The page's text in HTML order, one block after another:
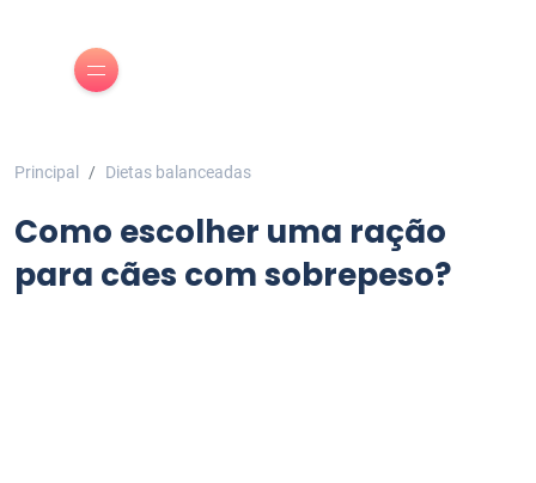
Principal Dietas balanceadas
Como escolher uma ração
para cães com sobrepeso?